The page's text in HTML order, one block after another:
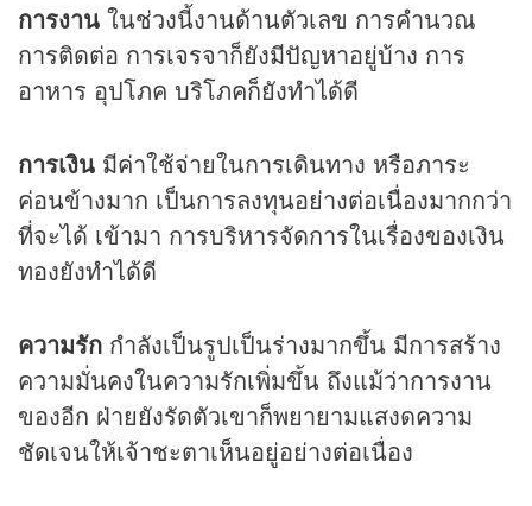
การงาน ในช่วงนี้งานด้านตัวเลข การคำนวณ
การติดต่อ การเจรจาก็ยังมีปัญหาอยู่บ้าง การ
อาหาร อุปโภค บริโภคก็ยังทำได้ดี
การเงิน มีค่าใช้จ่ายในการเดินทาง หรือภาระ
ค่อนข้างมาก เป็นการลงทุนอย่างต่อเนื่องมากกว่า
ที่จะได้ เข้ามา การบริหารจัดการในเรื่องของเงิน
ทองยังทำได้ดี
ความรัก กำลังเป็นรูปเป็นร่างมากขึ้น มีการสร้าง
ความมั่นคงในความรักเพิ่มขึ้น ถึงแม้ว่าการงาน
ของอีก ฝ่ายยังรัดตัวเขาก็พยายามแสงดความ
ชัดเจนให้เจ้าชะตาเห็นอยู่อย่างต่อเนื่อง